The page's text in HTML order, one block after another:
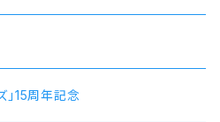
」15周年記念